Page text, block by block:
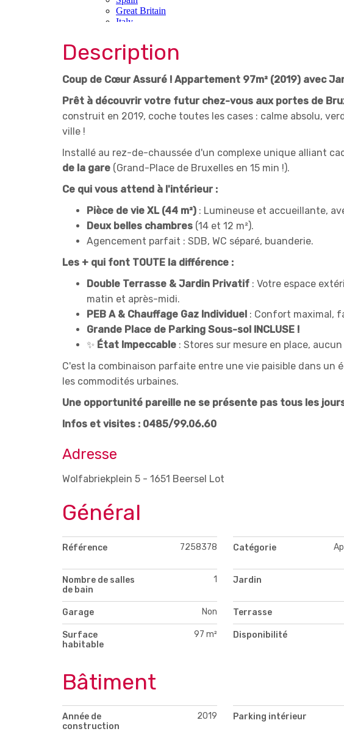
Description
Coup de Cœur Assuré ! Appartement 97m² (2019) avec
Prêt à découvrir votre futur chez-vous aux portes de
construit en 2019, coche toutes les cases : calme absolu,
ville !
Installé au rez-de-chaussée d'un complexe unique alliant
de la gare (Grand-Place de Bruxelles en 15 min !).
Ce qui vous attend à l'intérieur :
Pièce de vie XL (44 m²) : Lumineuse et accueillante,
Deux belles chambres (14 et 12 m²).
Agencement parfait : SDB, WC séparé, buanderie.
Les + qui font TOUTE la différence :
Double Terrasse & Jardin Privatif : Votre espace
matin et après-midi.
PEB A & Chauffage Gaz Individuel : Confort maximal,
Grande Place de Parking Sous-sol INCLUSE !
✨ État Impeccable : Stores sur mesure en place,
C'est la combinaison parfaite entre une vie paisible dans
les commodités urbaines.
Une opportunité pareille ne se présente pas tous les
Infos et visites : 0485/99.06.60
Adresse
Wolfabriekplein 5 - 1651 Beersel Lot
Général
Référence 7258378 Catégorie
Nombre de salles
de bain
1 Jardin
Garage Non Terrasse
Surface
habitable
97 m² Disponibilité
Bâtiment
Année de
construction
2019 Parking intérieur